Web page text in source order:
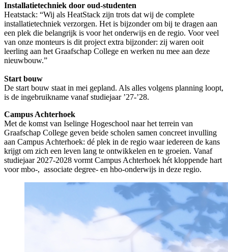
Installatietechniek door oud-studenten
Heatstack: “Wij als HeatStack zijn trots dat wij de complete
installatietechniek verzorgen. Het is bijzonder om bij te dragen aan
een plek die belangrijk is voor het onderwijs en de regio. Voor veel
van onze monteurs is dit project extra bijzonder: zij waren ooit
leerling aan het Graafschap College en werken nu mee aan deze
nieuwbouw.”
Start bouw
De start bouw staat in mei gepland. Als alles volgens planning loopt,
is de ingebruikname vanaf studiejaar ’27-’28.
Campus Achterhoek
Met de komst van Iselinge Hogeschool naar het terrein van
Graafschap College geven beide scholen samen concreet invulling
aan Campus Achterhoek: dé plek in de regio waar iedereen de kans
krijgt om zich een leven lang te ontwikkelen en te groeien. Vanaf
studiejaar 2027-2028 vormt Campus Achterhoek hét kloppende hart
voor mbo-, associate degree- en hbo-onderwijs in deze regio.